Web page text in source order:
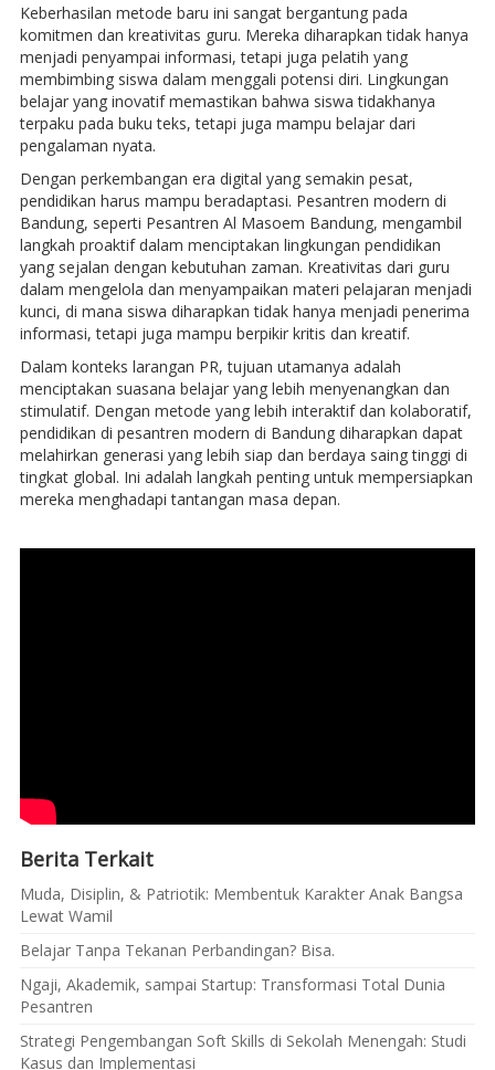
Keberhasilan metode baru ini sangat bergantung pada
komitmen dan kreativitas guru. Mereka diharapkan tidak hanya
menjadi penyampai informasi, tetapi juga pelatih yang
membimbing siswa dalam menggali potensi diri. Lingkungan
belajar yang inovatif memastikan bahwa siswa tidakhanya
terpaku pada buku teks, tetapi juga mampu belajar dari
pengalaman nyata.
Dengan perkembangan era digital yang semakin pesat,
pendidikan harus mampu beradaptasi. Pesantren modern di
Bandung, seperti Pesantren Al Masoem Bandung, mengambil
langkah proaktif dalam menciptakan lingkungan pendidikan
yang sejalan dengan kebutuhan zaman. Kreativitas dari guru
dalam mengelola dan menyampaikan materi pelajaran menjadi
kunci, di mana siswa diharapkan tidak hanya menjadi penerima
informasi, tetapi juga mampu berpikir kritis dan kreatif.
Dalam konteks larangan PR, tujuan utamanya adalah
menciptakan suasana belajar yang lebih menyenangkan dan
stimulatif. Dengan metode yang lebih interaktif dan kolaboratif,
pendidikan di pesantren modern di Bandung diharapkan dapat
melahirkan generasi yang lebih siap dan berdaya saing tinggi di
tingkat global. Ini adalah langkah penting untuk mempersiapkan
mereka menghadapi tantangan masa depan.
Berita Terkait
Muda, Disiplin, & Patriotik: Membentuk Karakter Anak Bangsa
Lewat Wamil
Belajar Tanpa Tekanan Perbandingan? Bisa.
Ngaji, Akademik, sampai Startup: Transformasi Total Dunia
Pesantren
Strategi Pengembangan Soft Skills di Sekolah Menengah: Studi
Kasus dan Implementasi